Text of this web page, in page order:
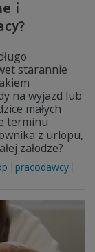
i
starannie
na wyjazd lub
małych
terminu
z urlopu,
załodze?
pracodawcy